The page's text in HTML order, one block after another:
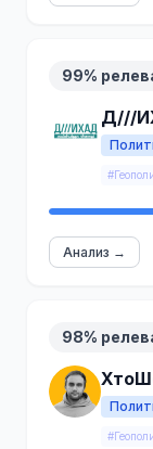
99%
Д///
Анализ →
98%